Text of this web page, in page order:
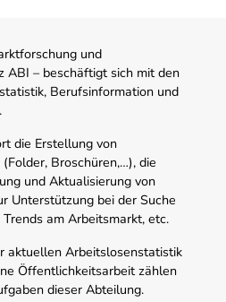
und
ABI – beschäftigt sich mit den
Berufsinformation und
die Erstellung von
Broschüren,…), die
und Aktualisierung von
Unterstützung bei der Suche
am Arbeitsmarkt, etc.
aktuellen Arbeitslosenstatistik
Öffentlichkeitsarbeit zählen
dieser Abteilung.